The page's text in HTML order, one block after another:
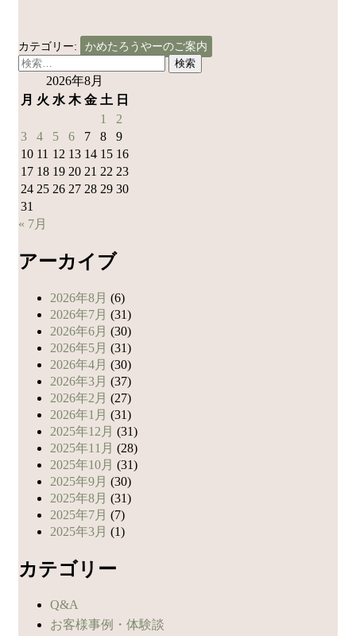
カテゴリー: かめたろうやーのご案内
検
2026年8月
月 火 水 木 金 土 日
1
2
3
4 5 6 7 8
9
10 11 12 13 14 15 16
17 18 19 20 21 22 23
24 25 26 27 28 29 30
31
« 7月
アーカイブ
2026年8月 (6)
2026年7月 (31)
2026年6月 (30)
2026年5月 (31)
2026年4月 (30)
2026年3月 (37)
2026年2月 (27)
2026年1月 (31)
2025年12月 (31)
2025年11月 (28)
2025年10月 (31)
2025年9月 (30)
2025年8月 (31)
2025年7月 (7)
2025年3月 (1)
カテゴリー
Q&A
お客様事例・体験談